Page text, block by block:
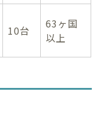
10台
63ヶ国
以上